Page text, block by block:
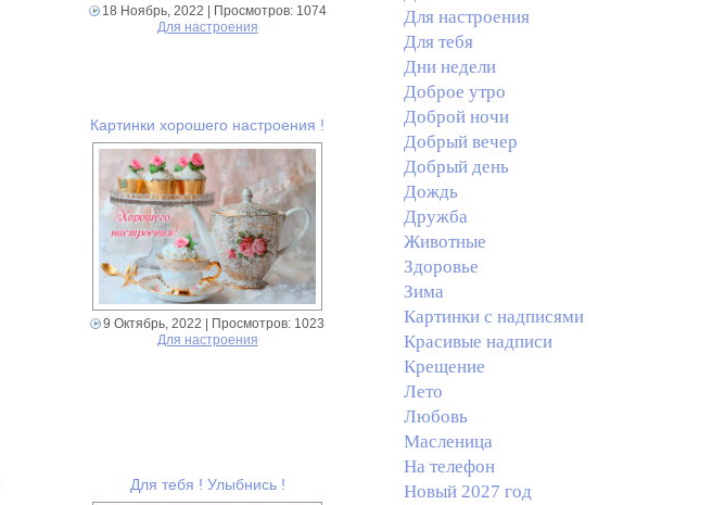
18 Ноябрь, 2022 | Просмотров: 1074
Для настроения
Картинки хорошего настроения !
9 Октябрь, 2022 | Просмотров: 1023
Для настроения
Для тебя ! Улыбнись !
Для настроения
Для тебя
Дни недели
Доброе утро
Доброй ночи
Добрый вечер
Добрый день
Дождь
Дружба
Животные
Здоровье
Зима
Картинки с надписями
Красивые надписи
Крещение
Лето
Любовь
Масленица
На телефон
Новый 2027 год